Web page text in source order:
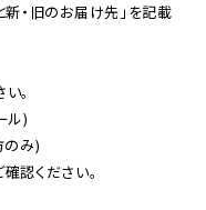
新・旧のお届け先」を記載
。
ル)
のみ)
認ください。